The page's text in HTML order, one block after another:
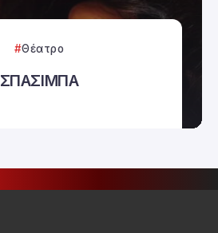
Θέατρο
ΣΠΑΣΙΜΠΑ